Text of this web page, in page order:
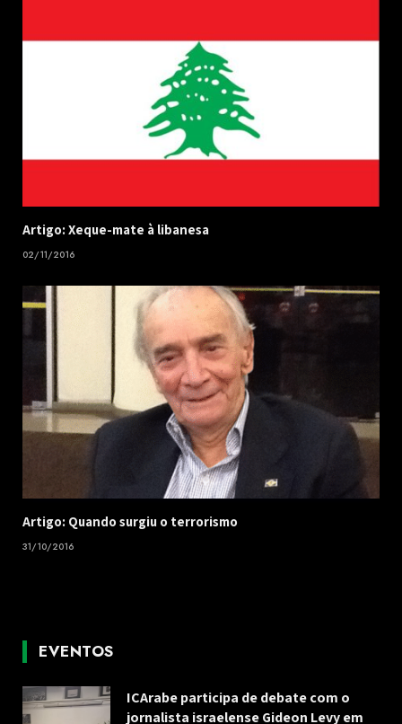
Artigo: Xeque-mate à libanesa
02/11/2016
Artigo: Quando surgiu o terrorismo
31/10/2016
EVENTOS
ICArabe participa de debate com o
jornalista israelense Gideon Levy em